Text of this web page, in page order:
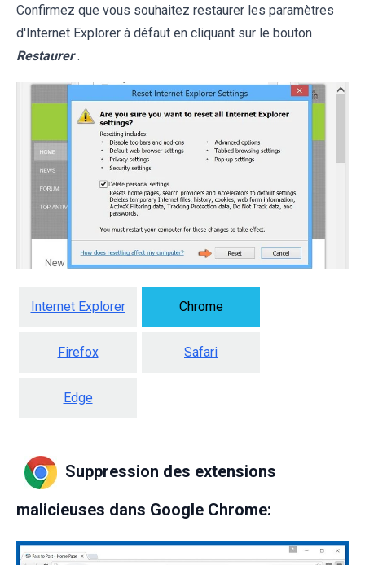
Confirmez que vous souhaitez restaurer les paramètres
d'Internet Explorer à défaut en cliquant sur le bouton
Restaurer .
Internet Explorer Chrome
Firefox Safari
Edge
Suppression des extensions
malicieuses dans Google Chrome: